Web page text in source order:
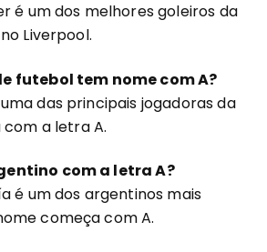
é um dos melhores goleiros da
Liverpool.
futebol tem nome com A?
das principais jogadoras da
com a letra A.
com a letra A?
é um dos argentinos mais
começa com A.